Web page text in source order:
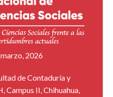
2026
de Contaduría y
Campus II, Chihuahua,